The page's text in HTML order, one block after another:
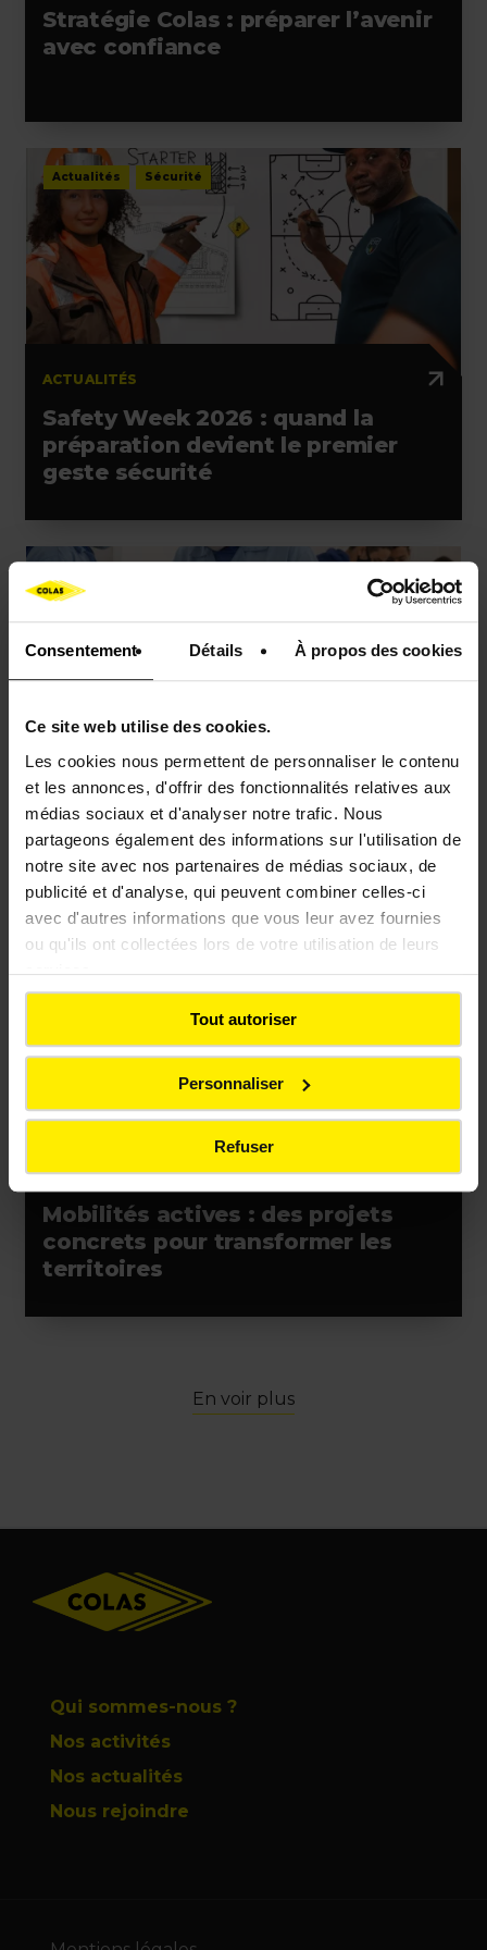
Consentement Détails À propos des cookies
Ce site web utilise des cookies.
Les cookies nous permettent de personnaliser le contenu
et les annonces, d'offrir des fonctionnalités relatives aux
médias sociaux et d'analyser notre trafic. Nous
partageons également des informations sur l'utilisation de
notre site avec nos partenaires de médias sociaux, de
publicité et d'analyse, qui peuvent combiner celles-ci
avec d'autres informations que vous leur avez fournies
ou qu'ils ont collectées lors de votre utilisation de leurs
services.
Tout autoriser
Personnaliser
Refuser
Stratégie Colas : préparer l’avenir
avec confiance
Actualités Sécurité
ACTUALITÉS
Safety Week 2026 : quand la
préparation devient le premier
geste sécurité
ACTUALITÉS
IECD Égypte x Colas : faire
émerger la prochaine génération
de professionnels de
l'électrotechnique
Actualités Mobilité douce
ACTUALITÉS
Mobilités actives : des projets
concrets pour transformer les
territoires
En voir plus
Qui sommes-nous ?
Nos activités
Nos actualités
Nous rejoindre